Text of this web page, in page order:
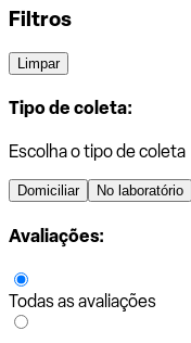
Filtros
Limpar
Tipo de coleta:
Escolha o tipo de coleta
Domiciliar No laboratório
Avaliações:
Todas as avaliações